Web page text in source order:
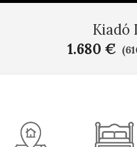
Kiadó
1.680 €